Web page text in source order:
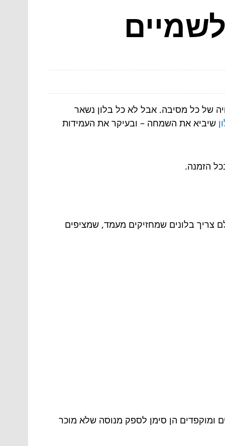
של כל מסיבה. אבל לא כל בלון נשאר
שיביא את השמחה – ובעיקר את העמידות
הזמנה.
צריך בלונים שמחזיקים מעמד, שמציפים
ומוקפדים הן סימן לספק מנוסה שלא מוכר